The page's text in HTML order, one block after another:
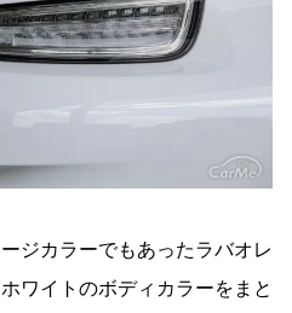
ジカラーでもあったラバオレ
ワイトのボディカラーをまと